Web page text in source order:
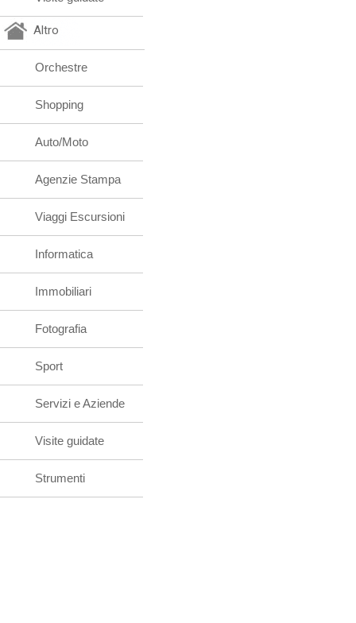
Altro
Orchestre
Shopping
Auto/Moto
Agenzie Stampa
Viaggi Escursioni
Informatica
Immobiliari
Fotografia
Sport
Servizi e Aziende
Visite guidate
Strumenti